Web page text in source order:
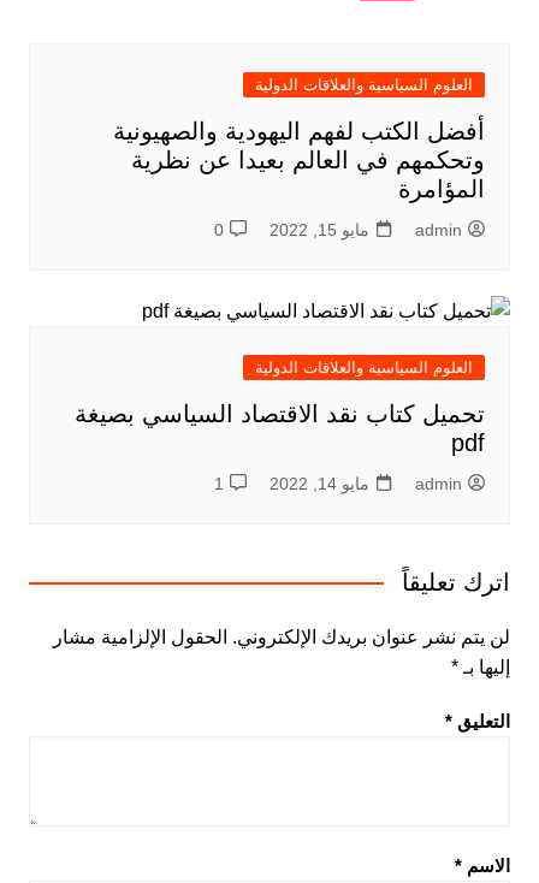
العلوم السياسية والعلاقات الدولية
أفضل الكتب لفهم اليهودية والصهيونية
وتحكمهم في العالم بعيدا عن نظرية
المؤامرة
admin مايو 15, 2022 0
العلوم السياسية والعلاقات الدولية
تحميل كتاب نقد الاقتصاد السياسي بصيغة
pdf
admin مايو 14, 2022 1
اترك تعليقاً
لن يتم نشر عنوان بريدك الإلكتروني. الحقول الإلزامية مشار
إليها بـ *
التعليق *
الاسم *